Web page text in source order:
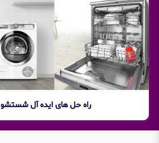
راه حل های ایده آل شستشو